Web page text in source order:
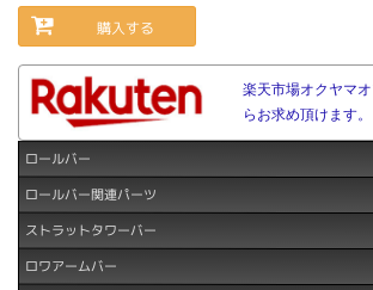
購入する
楽天市場オクヤマ
らお求め頂けます。
ロールバー
ロールバー関連パーツ
ストラットタワーバー
ロワアームバー